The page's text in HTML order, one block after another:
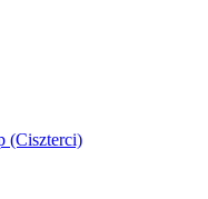
(Ciszterci)